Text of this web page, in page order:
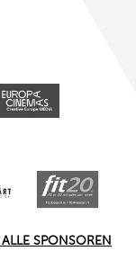
ALLE SPONSOREN